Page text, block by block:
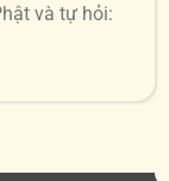
và tự hỏi: